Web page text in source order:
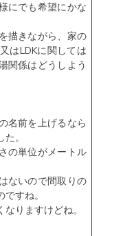
にでも希望にかな
描きながら、家の
はLDKに関しては
関係はどうしよう
名前を上げるなら
。
の単位がメートル
ないので間取りの
すね。
りますけどね。